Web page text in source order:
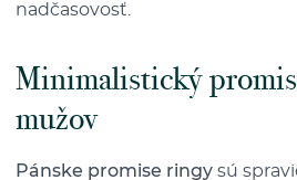
nadčasovosť.
Minimalistický
mužov
Pánske promise ringy sú